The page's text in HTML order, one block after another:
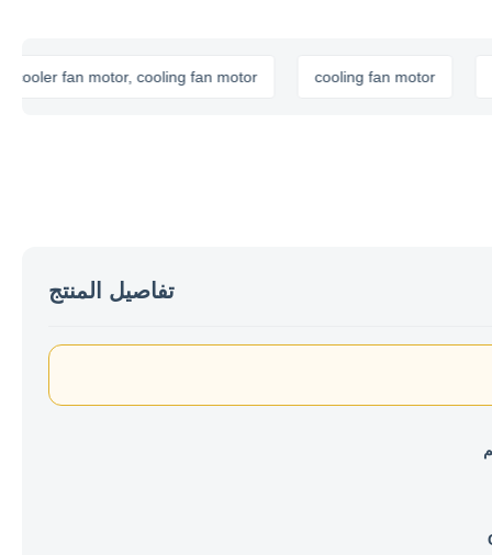
cooling fan motor
fan motor, cooling fan motor
تفاصيل المنتج